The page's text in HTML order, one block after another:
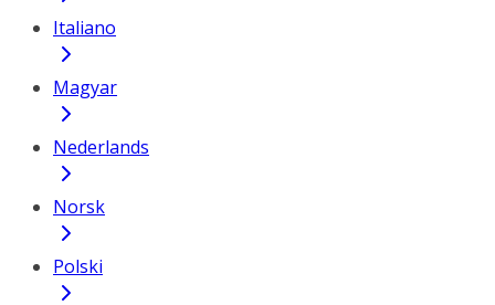
Italiano
Magyar
Nederlands
Norsk
Polski